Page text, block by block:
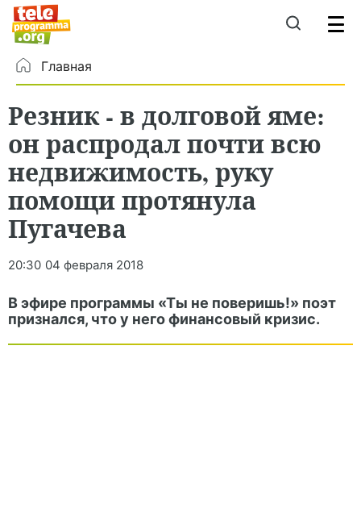
Главная
Резник - в долговой яме:
он распродал почти всю
недвижимость, руку
помощи протянула
Пугачева
20:30 04 февраля 2018
В эфире программы «Ты не поверишь!» поэт
признался, что у него финансовый кризис.